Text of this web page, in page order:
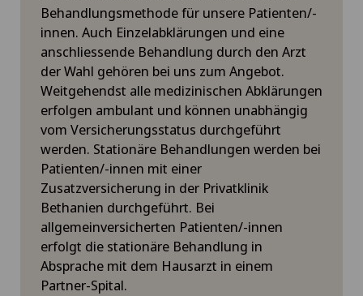
Behandlungsmethode für unsere Patienten/-
innen. Auch Einzelabklärungen und eine
anschliessende Behandlung durch den Arzt
der Wahl gehören bei uns zum Angebot.
Weitgehendst alle medizinischen Abklärungen
erfolgen ambulant und können unabhängig
vom Versicherungsstatus durchgeführt
werden. Stationäre Behandlungen werden bei
Patienten/-innen mit einer
Zusatzversicherung in der Privatklinik
Bethanien durchgeführt. Bei
allgemeinversicherten Patienten/-innen
erfolgt die stationäre Behandlung in
Absprache mit dem Hausarzt in einem
Partner-Spital.